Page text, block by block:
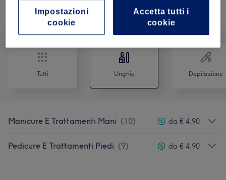
Sfoglia la lista dei servizi
Tutti Unghie Depilazione
Manicure E Trattamenti Mani (10) da € 4,90
Pedicure E Trattamenti Piedi (9) da € 4,90
Accetta tutti i
cookie
Impostazioni
cookie